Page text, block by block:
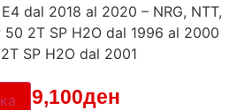
dal 2018 al 2020 – NRG, NTT,
50 2T SP H2O dal 1996 al 2000
SP H2O dal 2001
19,100ден